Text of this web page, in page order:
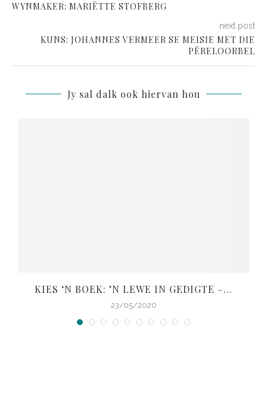
WYNMAKER: MARIËTTE STOFBERG
next post
KUNS: JOHANNES VERMEER SE MEISIE MET DIE
PÊRELOORBEL
Jy sal dalk ook hiervan hou
KIES ‘N BOEK: ’N LEWE IN GEDIGTE –...
23/05/2020